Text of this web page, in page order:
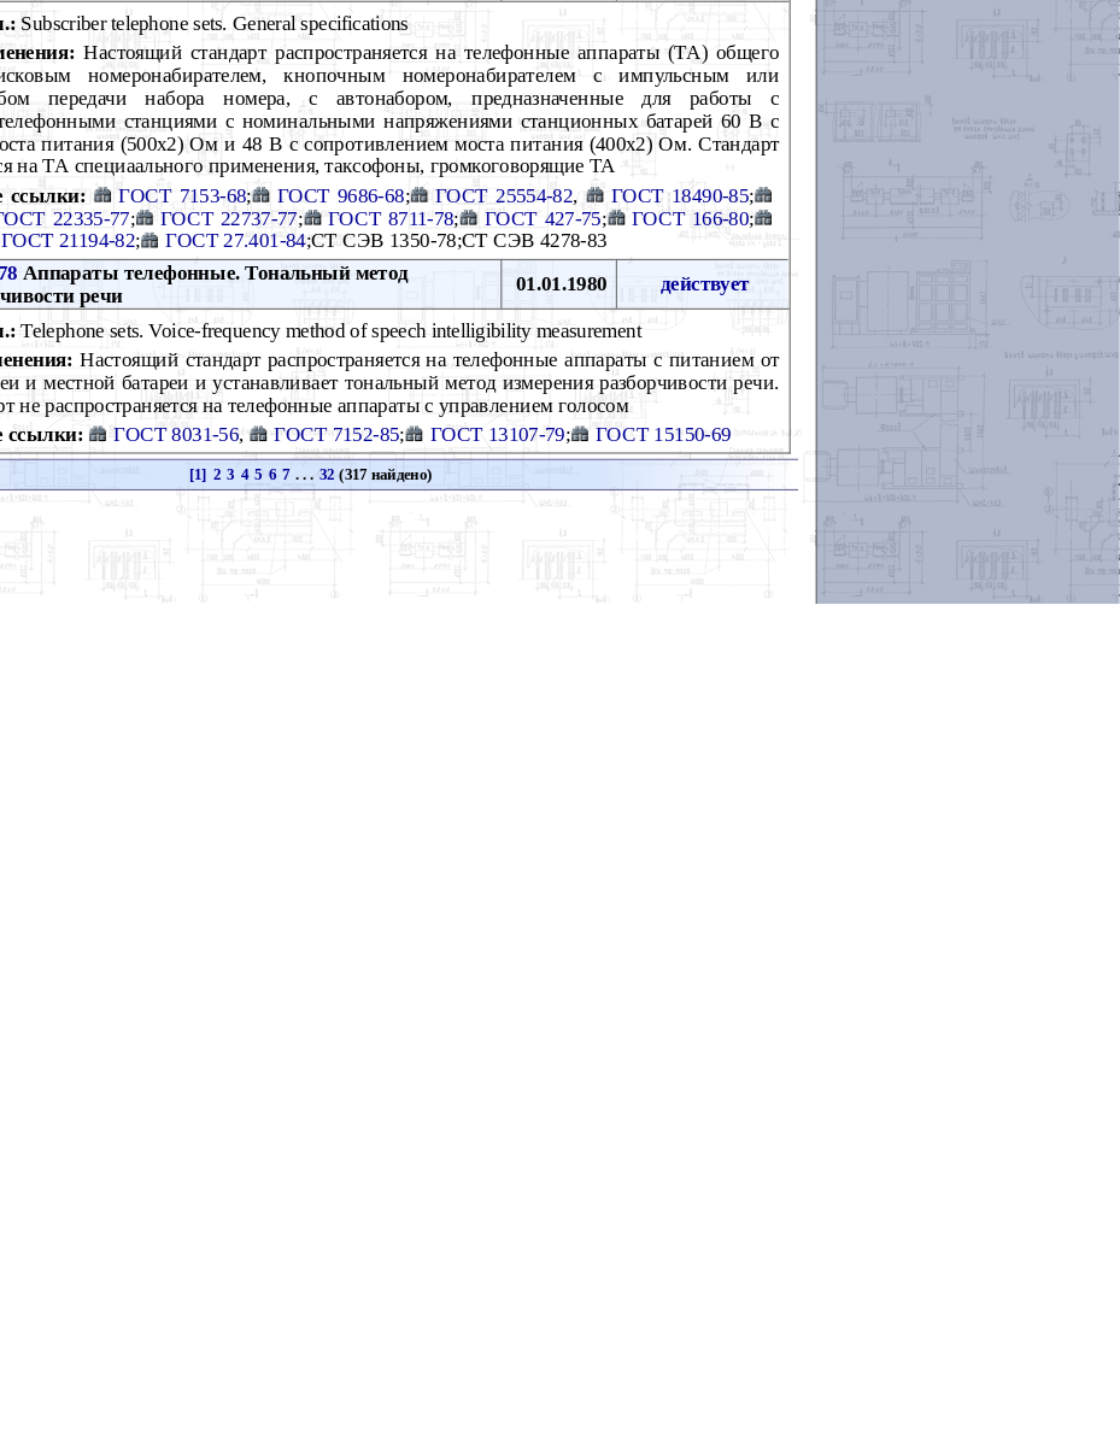
Subscriber telephone sets. General specifications
Настоящий стандарт распространяется на телефонные аппараты (ТА) общего
номеронабирателем, кнопочным номеронабирателем с импульсным или
передачи набора номера, с автонабором, предназначенные для работы с
станциями с номинальными напряжениями станционных батарей 60 В с
питания (500х2) Ом и 48 В с сопротивлением моста питания (400х2) Ом. Стандарт
на ТА специаального применения, таксофоны, громкоговорящие ТА
ссылки: ГОСТ 7153-68; ГОСТ 9686-68; ГОСТ 25554-82 ГОСТ 18490-85;
22335-77; ГОСТ 22737-77; ГОСТ 8711-78; ГОСТ 427-75; ГОСТ 166-80;
ГОСТ 21194-82; ГОСТ 27.401-84;CT CЭB 1350-78;CT CЭB 4278-83
Аппараты телефонные. Тональный метод
речи
01.01.1980 действует
Telephone sets. Voice-frequency method of speech intelligibility measurement
Настоящий стандарт распространяется на телефонные аппараты с питанием от
и местной батареи и устанавливает тональный метод измерения разборчивости речи.
не распространяется на телефонные аппараты с управлением голосом
ссылки: ГОСТ 8031-56, ГОСТ 7152-85; ГОСТ 13107-79; ГОСТ 15150-69
[1] 2 3 4 5 6 7 . . . 32 (317 найдено)